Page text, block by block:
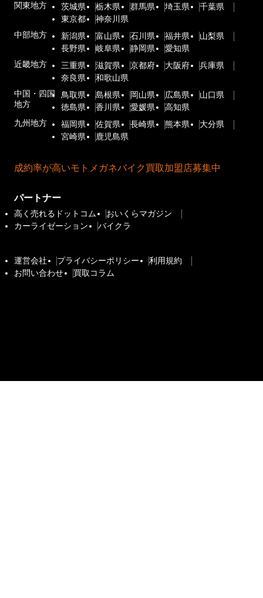
関東地方 茨城県 栃木県 群馬県 埼玉県
千葉県
東京都
神奈川県
中部地方
新潟県 富山県 石川県 福井県
山梨県
長野県
岐阜県 静岡県
愛知県
近畿地方
三重県 滋賀県 京都府 大阪府
兵庫県
奈良県
和歌山県
中国・四国
地方
鳥取県 島根県 岡山県 広島県
山口県
徳島県
香川県 愛媛県
高知県
九州地方
福岡県 佐賀県 長崎県 熊本県
大分県
宮崎県
鹿児島県
成約率が高いモトメガネバイク買取加盟店募集中
パートナー
高く売れるドットコム
おいくらマガジン
カーライゼーション
バイクラ
運営会社 プライバシーポリシー
利用規約
お問い合わせ
買取コラム